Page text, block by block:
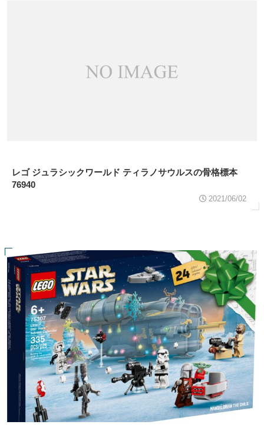
レゴ ジュラシックワールド ティラノサウルスの骨格標本
76940
2021/06/02